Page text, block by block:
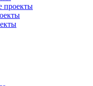
проекты